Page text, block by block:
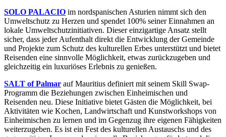
SOLO PALACIO im nordspanischen Asturien nimmt sich den
Umweltschutz zu Herzen und spendet 100% seiner Einnahmen an
lokale Umweltschutzinitiativen. Dieser einzigartige Ansatz stellt
sicher, dass jeder Aufenthalt direkt die Entwicklung der Gemeinde
und Projekte zum Schutz des kulturellen Erbes unterstützt und bietet
Reisenden eine sinnvolle Möglichkeit, etwas zurückzugeben und
gleichzeitig ein luxuriöses Erlebnis zu genießen.
SALT of Palmar auf Mauritius definiert mit seinem Skill Swap-
Programm die Beziehungen zwischen Einheimischen und
Reisenden neu. Diese Initiative bietet Gästen die Möglichkeit, bei
Aktivitäten wie Kochen, Landwirtschaft und Kunstworkshops von
Einheimischen zu lernen und im Gegenzug ihre eigenen Fähigkeiten
weiterzugeben. Es ist ein Fest des kulturellen Austauschs und des